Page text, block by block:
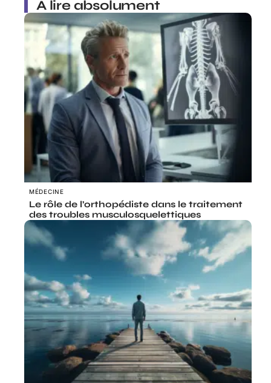
À lire absolument
MÉDECINE
Le rôle de l’orthopédiste dans le traitement
des troubles musculosquelettiques